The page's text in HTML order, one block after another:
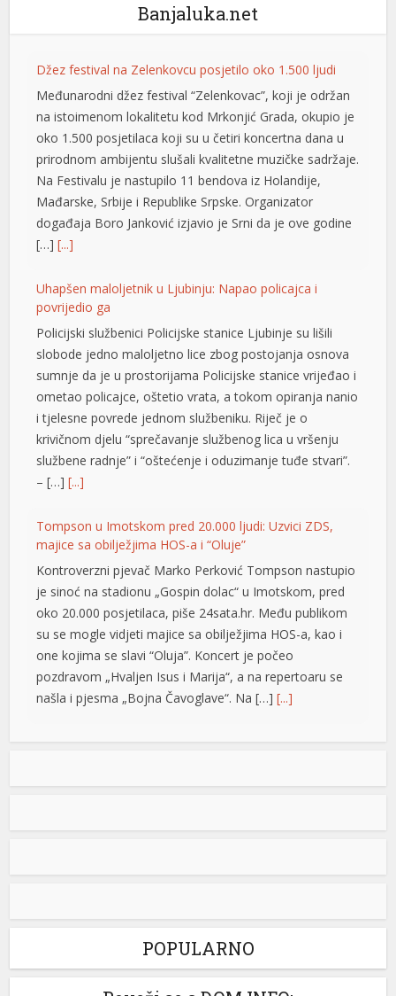
Banjaluka.net
Džez festival na Zelenkovcu posjetilo oko 1.500 ljudi
Međunarodni džez festival “Zelenkovac”, koji je održan
na istoimenom lokalitetu kod Mrkonjić Grada, okupio je
oko 1.500 posjetilaca koji su u četiri koncertna dana u
prirodnom ambijentu slušali kvalitetne muzičke sadržaje.
Na Festivalu je nastupilo 11 bendova iz Holandije,
Mađarske, Srbije i Republike Srpske. Organizator
događaja Boro Јanković izjavio je Srni da je ove godine
[…][...]
Uhapšen maloljetnik u Ljubinju: Napao policajca i
povrijedio ga
Policijski službenici Policijske stanice Ljubinje su lišili
slobode jedno maloljetno lice zbog postojanja osnova
sumnje da je u prostorijama Policijske stanice vrijeđao i
ometao policajce, oštetio vrata, a tokom opiranja nanio
i tjelesne povrede jednom službeniku. Riječ je o
krivičnom djelu “sprečavanje službenog lica u vršenju
službene radnje” i “oštećenje i oduzimanje tuđe stvari”.
– […][...]
Tompson u Imotskom pred 20.000 ljudi: Uzvici ZDS,
majice sa obilježjima HOS-a i “Oluje”
Kontroverzni pjevač Marko Perković Tompson nastupio
je sinoć na stadionu „Gospin dolac“ u Imotskom, pred
oko 20.000 posjetilaca, piše 24sata.hr. Među publikom
su se mogle vidjeti majice sa obilježjima HOS-a, kao i
one kojima se slavi “Oluja”. Koncert je počeo
pozdravom „Hvaljen Isus i Marija“, a na repertoaru se
našla i pjesma „Bojna Čavoglave“. Na […][...]
Gužve na granicama BiH: Duge kolone na više prelaza,
Saobraćaj se na većini puteva u Republici Srpskoj i
pojačan je intenzitet saobraćaja. Duge su kolone vozila
iz zemlje, duge su kolone putničkih vozila na graničnim
Izašao na scenu: Novak Đoković zapjevao sa Vladom
POPULARNO